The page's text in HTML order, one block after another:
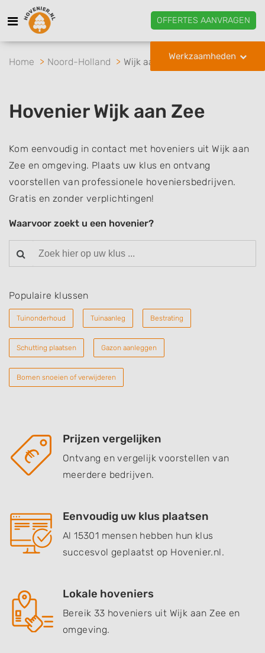
OFFERTES AANVRAGEN
Werkzaamheden
Home Noord-Holland Wijk aan Zee
Hovenier Wijk aan Zee
Kom eenvoudig in contact met hoveniers uit Wijk aan
Zee en omgeving. Plaats uw klus en ontvang
voorstellen van professionele hoveniersbedrijven.
Gratis en zonder verplichtingen!
Waarvoor zoekt u een hovenier?
Populaire klussen
Tuinonderhoud Tuinaanleg Bestrating
Schutting plaatsen Gazon aanleggen
Bomen snoeien of verwijderen
Prijzen vergelijken
Ontvang en vergelijk voorstellen van
meerdere bedrijven.
Eenvoudig uw klus plaatsen
Al 15301 mensen hebben hun klus
succesvol geplaatst op Hovenier.nl.
Lokale hoveniers
Bereik 33 hoveniers uit Wijk aan Zee en
omgeving.